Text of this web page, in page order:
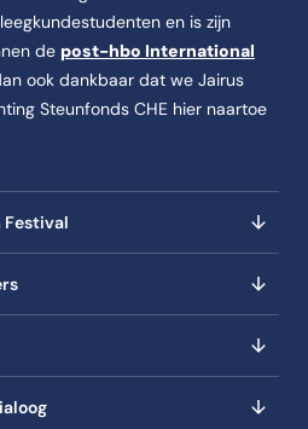
en is zijn
de post-hbo International
ook dankbaar dat we Jairus
Steunfonds CHE hier naartoe
Festival